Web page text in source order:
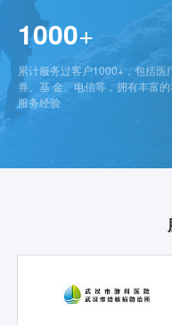
1000+
累计服务过客户1000+，包括医
券、基 金、电信等，拥有丰富
服务经验